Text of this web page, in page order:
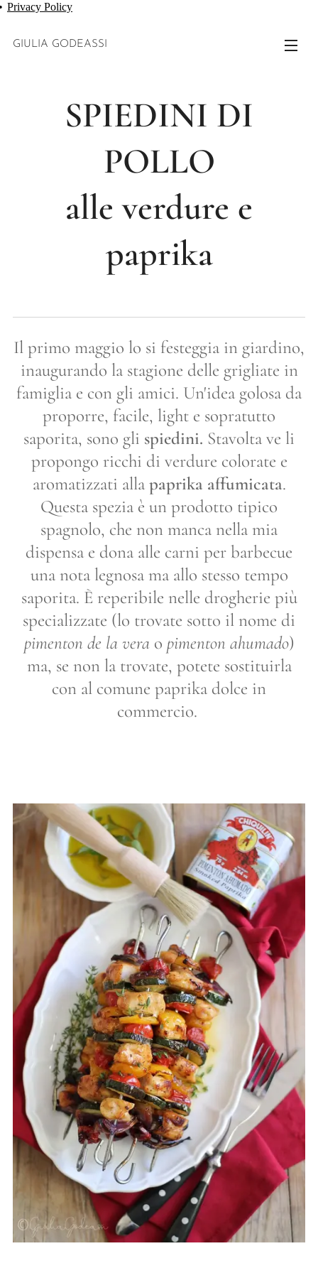
Privacy Policy
GIULIA GODEASSI
SPIEDINI DI
POLLO
alle verdure e
paprika
Il primo maggio lo si festeggia in giardino,
inaugurando la stagione delle grigliate in
famiglia e con gli amici. Un'idea golosa da
proporre, facile, light e sopratutto
saporita, sono gli spiedini. Stavolta ve li
propongo ricchi di verdure colorate e
aromatizzati alla paprika affumicata.
Questa spezia è un prodotto tipico
spagnolo, che non manca nella mia
dispensa e dona alle carni per barbecue
una nota legnosa ma allo stesso tempo
saporita. È reperibile nelle drogherie più
specializzate (lo trovate sotto il nome di
pimenton de la verao pimenton ahumado)
ma, se non la trovate, potete sostituirla
con al comune paprika dolce in
commercio.